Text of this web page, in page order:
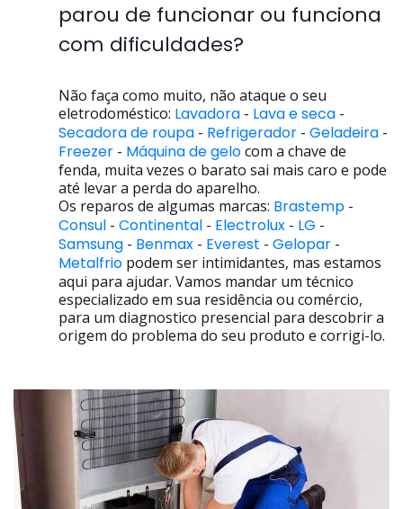
parou de funcionar ou funciona
com dificuldades?
Não faça como muito, não ataque o seu
eletrodoméstico: Lavadora - Lava e seca -
Secadora de roupa - Refrigerador - Geladeira -
Freezer - Máquina de gelocom a chave de
fenda, muita vezes o barato sai mais caro e pode
até levar a perda do aparelho.
Os reparos de algumas marcas: Brastemp -
Consul - Continental - Electrolux - LG -
Samsung - Benmax - Everest - Gelopar -
Metalfrio podem ser intimidantes, mas estamos
aqui para ajudar. Vamos mandar um técnico
especializado em sua residência ou comércio,
para um diagnostico presencial para descobrir a
origem do problema do seu produto e corrigi-lo.